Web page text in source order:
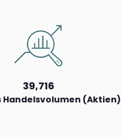
39,716
Handelsvolumen (Aktien)